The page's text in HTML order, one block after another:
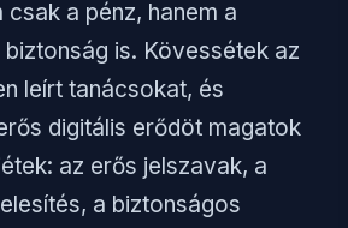
csak a pénz, hanem a
is. Kövessétek az
leírt tanácsokat, és
digitális erődöt magatok
az erős jelszavak, a
a biztonságos